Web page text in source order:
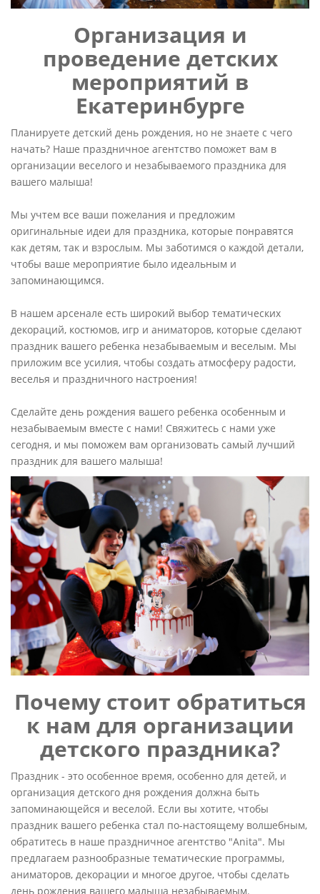
Организация и
проведение детских
мероприятий в
Екатеринбурге
Планируете детский день рождения, но не знаете с чего
начать? Наше праздничное агентство поможет вам в
организации веселого и незабываемого праздника для
вашего малыша!
Мы учтем все ваши пожелания и предложим
оригинальные идеи для праздника, которые понравятся
как детям, так и взрослым. Мы заботимся о каждой детали,
чтобы ваше мероприятие было идеальным и
запоминающимся.
В нашем арсенале есть широкий выбор тематических
декораций, костюмов, игр и аниматоров, которые сделают
праздник вашего ребенка незабываемым и веселым. Мы
приложим все усилия, чтобы создать атмосферу радости,
веселья и праздничного настроения!
Сделайте день рождения вашего ребенка особенным и
незабываемым вместе с нами! Свяжитесь с нами уже
сегодня, и мы поможем вам организовать самый лучший
праздник для вашего малыша!
Почему стоит обратиться
к нам для организации
детского праздника?
Праздник - это особенное время, особенно для детей, и
организация детского дня рождения должна быть
запоминающейся и веселой. Если вы хотите, чтобы
праздник вашего ребенка стал по-настоящему волшебным,
обратитесь в наше праздничное агентство "Anita". Мы
предлагаем разнообразные тематические программы,
аниматоров, декорации и многое другое, чтобы сделать
день рождения вашего малыша незабываемым.